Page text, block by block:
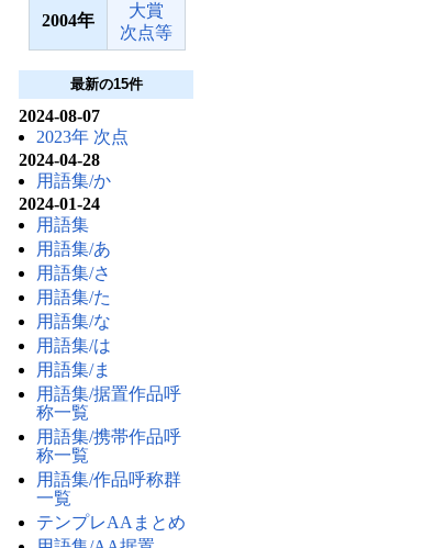
2004
大賞
次点等
最新の15件
2024-08-07
2023年 次点
2024-04-28
用語集/か
2024-01-24
用語集
用語集/あ
用語集/さ
用語集/た
用語集/な
用語集/は
用語集/ま
用語集/据置作品呼
称一覧
用語集/携帯作品呼
称一覧
用語集/作品呼称群
一覧
テンプレAAまとめ